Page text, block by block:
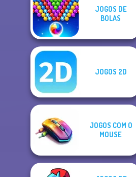
JOGOS DE
BOLAS
JOGOS 2D
JOGOS COM O
MOUSE